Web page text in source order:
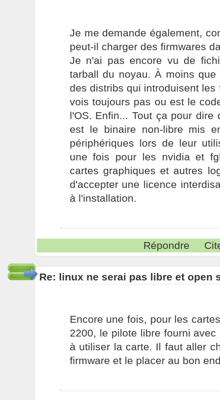
Je me demande également,
peut-il charger des firmwares
Je n'ai pas encore vu de
tarball du noyau. À moins
des distribs qui introduisent
vois toujours pas ou est le
l'OS. Enfin... Tout ça pour
est le binaire non-libre mis
périphériques lors de leur
une fois pour les nvidia et
cartes graphiques et autres
d'accepter une licence
à l'installation.
Répondre
Re: linux ne serai pas libre et open
Encore une fois, pour les
2200, le pilote libre fourni
à utiliser la carte. Il faut aller
firmware et le placer au bon